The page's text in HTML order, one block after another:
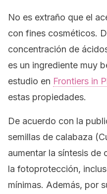
No es extraño que el
con fines cosméticos.
concentración de
es un ingrediente muy
estudio en Frontiers in
estas propiedades.
De acuerdo con la
semillas de calabaza
aumentar la síntesis de
la fotoprotección,
mínimas. Además, por